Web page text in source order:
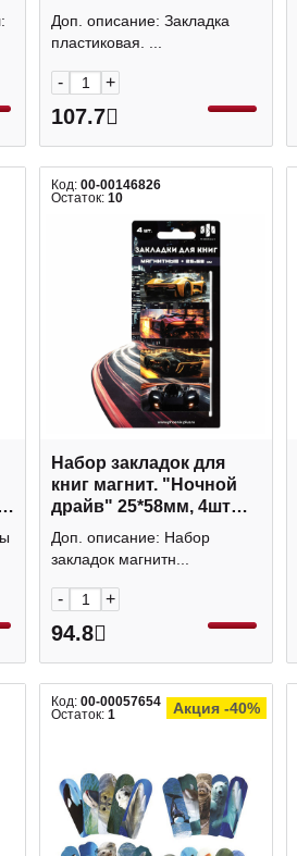
ДПС
Доп. описание: Закладка
пластиковая. ...
- +
107.7
Код:00-00146826
Остаток:10
Набор закладок для
книг магнит. "Ночной
драйв" 25*58мм, 4шт
70069 Феникс+
Доп. описание: Набор
закладок магнитн...
- +
94.8
Код:00-00057654
Остаток:1 Акция -40%